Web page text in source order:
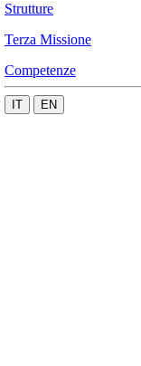
Strutture
Terza Missione
Competenze
IT EN